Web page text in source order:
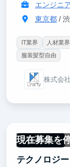
エンジニ
東京都/
IT業界 人材業界
服装髪型自由
株式会
現在募集を
フルリモート
テクノロジ